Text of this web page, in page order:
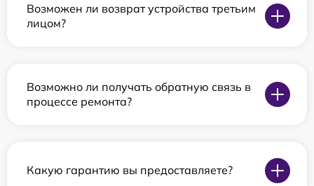
Возможен ли возврат устройства третьим
лицом?
Возможно ли получать обратную связь в
процессе ремонта?
Какую гарантию вы предоставляете?